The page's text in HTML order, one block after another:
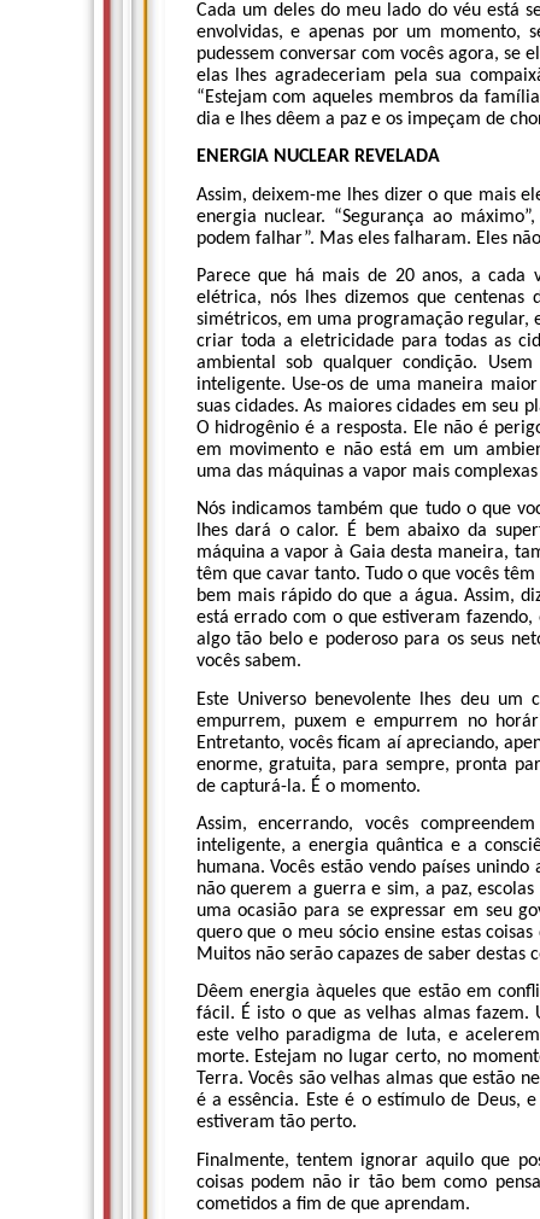
Cada um deles do meu lado do véu está
envolvidas, e apenas por um momento,
pudessem conversar com vocês agora, se
elas lhes agradeceriam pela sua
“Estejam com aqueles membros da
dia e lhes dêem a paz e os impeçam de
ENERGIA NUCLEAR REVELADA
Assim, deixem-me lhes dizer o que mais
energia nuclear. “Segurança ao
podem falhar”. Mas eles falharam. Eles
Parece que há mais de 20 anos, a cada
elétrica, nós lhes dizemos que
simétricos, em uma programação regular,
criar toda a eletricidade para todas as
ambiental sob qualquer condição.
inteligente. Use-os de uma maneira
suas cidades. As maiores cidades em seu
O hidrogênio é a resposta. Ele não é
em movimento e não está em um
uma das máquinas a vapor mais
Nós indicamos também que tudo o que
lhes dará o calor. É bem abaixo da
máquina a vapor à Gaia desta maneira,
têm que cavar tanto. Tudo o que vocês
bem mais rápido do que a água. Assim,
está errado com o que estiveram
algo tão belo e poderoso para os seus
vocês sabem.
Este Universo benevolente lhes deu
empurrem, puxem e empurrem no
Entretanto, vocês ficam aí apreciando,
enorme, gratuita, para sempre, pronta
de capturá-la. É o momento.
Assim, encerrando, vocês
inteligente, a energia quântica e a
humana. Vocês estão vendo países
não querem a guerra e sim, a paz,
uma ocasião para se expressar em seu
quero que o meu sócio ensine estas
Muitos não serão capazes de saber destas
Dêem energia àqueles que estão em
fácil. É isto o que as velhas almas
este velho paradigma de luta, e
morte. Estejam no lugar certo, no
Terra. Vocês são velhas almas que estão
é a essência. Este é o estímulo de Deus,
estiveram tão perto.
Finalmente, tentem ignorar aquilo que
coisas podem não ir tão bem como
cometidos a fim de que aprendam.